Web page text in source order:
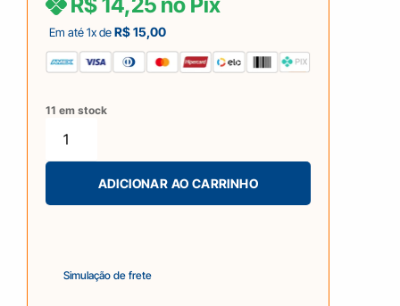
Em até 1x deR$15,00
11 em stock
ADICIONAR AO CARRINHO
Simulação de frete